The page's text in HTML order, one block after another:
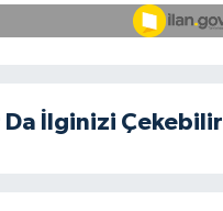
Da İlginizi Çekebilir